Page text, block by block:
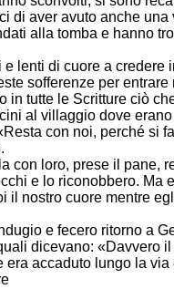
di aver avuto anche
alla tomba e hanno
e lenti di cuore a credere
sofferenze per
in tutte le Scritture ciò
al villaggio dove
con noi, perché si
con loro, prese il pane,
e lo riconobbero. Ma
il nostro cuore mentre
e fecero ritorno a
dicevano: «Davvero
era accaduto lungo la